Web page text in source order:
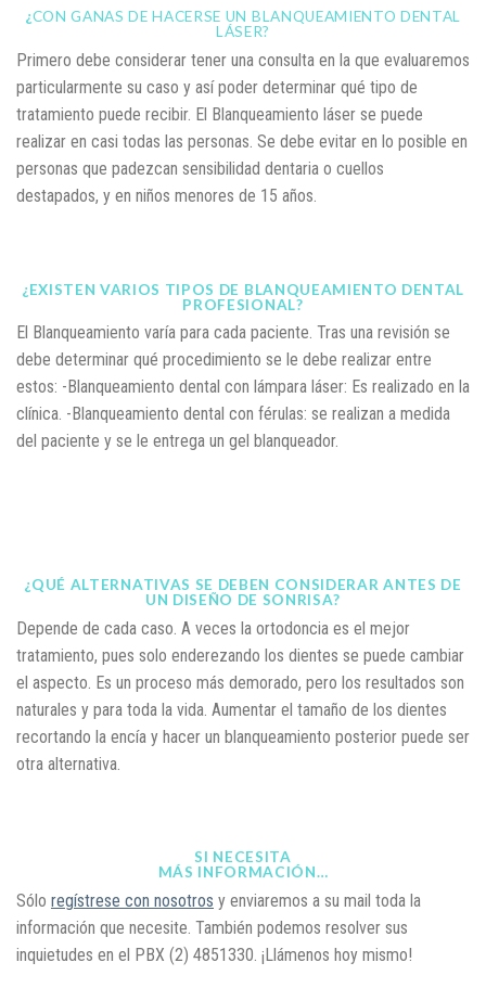
¿CON GANAS DE HACERSE UN BLANQUEAMIENTO DENTAL
LÁSER?
Primero debe considerar tener una consulta en la que evaluaremos
particularmente su caso y así poder determinar qué tipo de
tratamiento puede recibir. El Blanqueamiento láser se puede
realizar en casi todas las personas. Se debe evitar en lo posible en
personas que padezcan sensibilidad dentaria o cuellos
destapados, y en niños menores de 15 años.
¿EXISTEN VARIOS TIPOS DE BLANQUEAMIENTO DENTAL
PROFESIONAL?
El Blanqueamiento varía para cada paciente. Tras una revisión se
debe determinar qué procedimiento se le debe realizar entre
estos: -Blanqueamiento dental con lámpara láser: Es realizado en la
clínica. -Blanqueamiento dental con férulas: se realizan a medida
del paciente y se le entrega un gel blanqueador.
¿QUÉ ALTERNATIVAS SE DEBEN CONSIDERAR ANTES DE
UN DISEÑO DE SONRISA?
Depende de cada caso. A veces la ortodoncia es el mejor
tratamiento, pues solo enderezando los dientes se puede cambiar
el aspecto. Es un proceso más demorado, pero los resultados son
naturales y para toda la vida. Aumentar el tamaño de los dientes
recortando la encía y hacer un blanqueamiento posterior puede ser
otra alternativa.
SI NECESITA
MÁS INFORMACIÓN…
Sólo regístrese con nosotros y enviaremos a su mail toda la
información que necesite. También podemos resolver sus
inquietudes en el PBX (2) 4851330. ¡Llámenos hoy mismo!